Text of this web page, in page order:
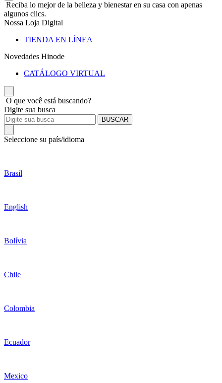
Reciba lo mejor de la belleza y bienestar en su casa con apenas
algunos clics.
Nossa Loja Digital
TIENDA EN LÍNEA
Novedades Hinode
CATÁLOGO VIRTUAL
O que você está buscando?
Digite sua busca
BUSCAR
Seleccione su país/idioma
Brasil
English
Bolívia
Chile
Colombia
Ecuador
Mexico